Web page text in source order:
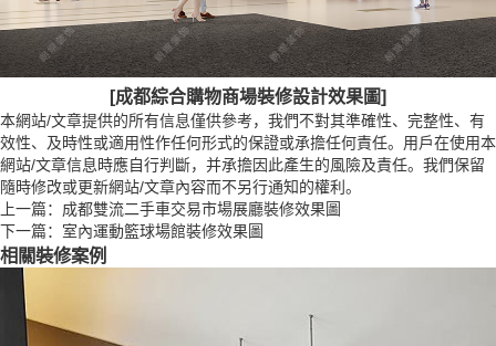
[成都綜合購物商場裝修設計效果圖]
本網站/文章提供的所有信息僅供參考，我們不對其準確性、完整性、有
效性、及時性或適用性作任何形式的保證或承擔任何責任。用戶在使用本
網站/文章信息時應自行判斷，并承擔因此產生的風險及責任。我們保留
隨時修改或更新網站/文章內容而不另行通知的權利。
上一篇： 成都雙流二手車交易市場展廳裝修效果圖
下一篇： 室內運動籃球場館裝修效果圖
相關裝修案例